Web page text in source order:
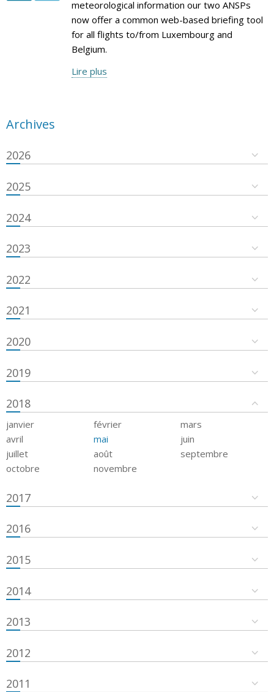
meteorological information our two ANSPs
now offer a common web-based briefing tool
for all flights to/from Luxembourg and
Belgium.
Lire plus
Archives
2026
2025
2024
2023
2022
2021
2020
2019
2018
janvier février
mars
avril
mai
juin
juillet
août
septembre
octobre
novembre
2017
2016
2015
2014
2013
2012
2011